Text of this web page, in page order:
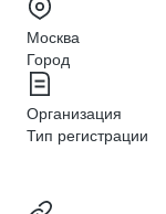
Москва
Город
Организация
Тип регистрации